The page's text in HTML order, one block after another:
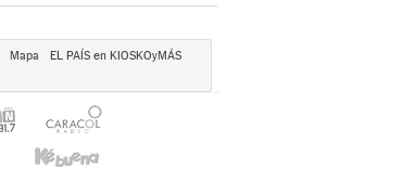
Mapa
EL PAÍS en KIOSKOyMÁS